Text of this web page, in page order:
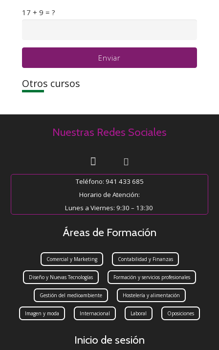
17 + 9 = ?
Enviar
Otros cursos
Nuestras Redes Sociales
Teléfono: 941 433 685
Horario de Atención:
Lunes a Viernes: 9:30 – 13:30
Áreas de Formación
Comercial y Marketing Contabilidad y Finanzas
Diseño y Nuevas Tecnologías Formación y servicios profesionales
Gestión del medioambiente Hostelería y alimentación
Imagen y moda Internacional Laboral Oposiciones
Inicio de sesión